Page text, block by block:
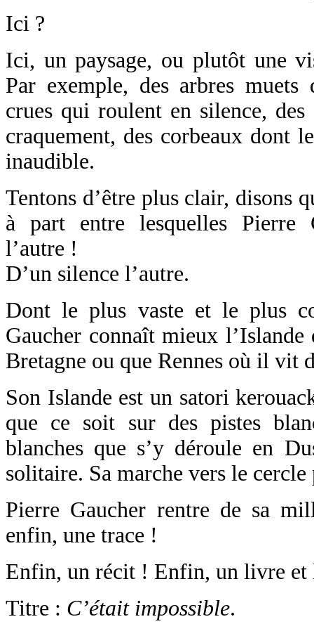
Ici ?
Ici, un paysage, ou plutôt une
Par exemple, des arbres
crues qui roulent en silence, des
craquement, des corbeaux dont
inaudible.
Tentons d’être plus clair, disons
à part entre lesquelles Pierre
l’autre !
D’un silence l’autre.
Dont le plus vaste et le plus
Gaucher connaît mieux
Bretagne ou que Rennes où il vit
Son Islande est un satori
que ce soit sur des pistes
blanches que s’y déroule en
solitaire. Sa marche vers le
Pierre Gaucher rentre de sa
enfin, une trace !
Enfin, un récit ! Enfin, un livre et
Titre : C’était impossible.